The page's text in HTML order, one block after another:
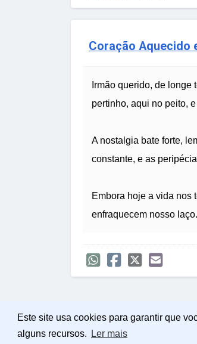
Este site usa cookies para garantir que
alguns recursos.
Ler mais
Coração Aquecido
Irmão querido, de
pertinho, aqui no peito,
A nostalgia bate forte,
constante, e as
Embora hoje a vida nos
enfraquecem nosso